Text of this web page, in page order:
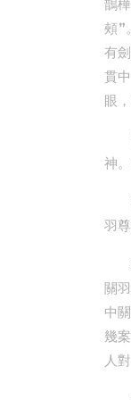
鵲
頰”
有
貫
眼
神
羽
關
中
幾
人